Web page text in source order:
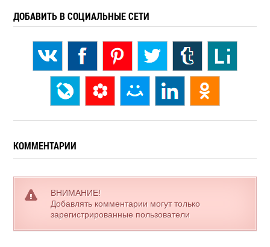
ДОБАВИТЬ В СОЦИАЛЬНЫЕ СЕТИ
КОММЕНТАРИИ
ВНИМАНИЕ!
Добавлять комментарии могут только
зарегистрированные пользователи